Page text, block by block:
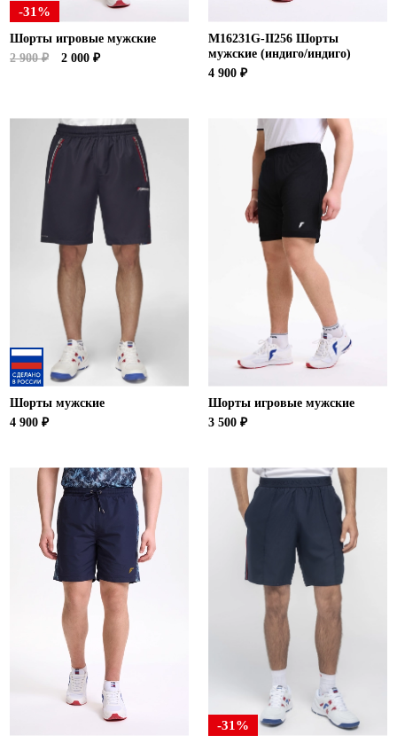
-31%
Шорты игровые мужские
2 900 ₽
2 000 ₽
M16231G-II256 Шорты
мужские (индиго/индиго)
4 900 ₽
Шорты мужские
4 900 ₽
Шорты игровые мужские
3 500 ₽
-31%